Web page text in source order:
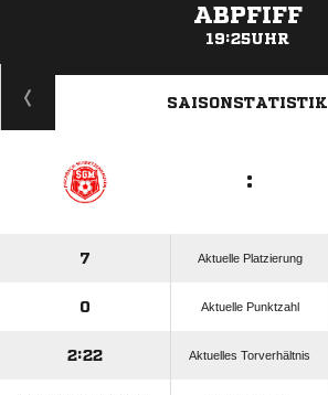
ABPFIFF
19:25UHR
ANZEIGE
SAISONSTATISTIK
:
7 Aktuelle Platzierung
0 Aktuelle Punktzahl
2:22 Aktuelles Torverhältnis